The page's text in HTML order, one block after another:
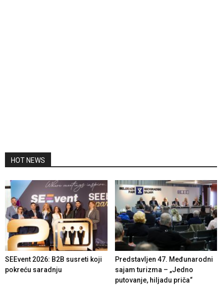
HOT NEWS
SEEvent 2026: B2B susreti koji
pokreću saradnju
Predstavljen 47. Međunarodni
sajam turizma – „Jedno
putovanje, hiljadu priča“